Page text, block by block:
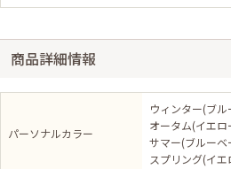
商品詳細情報
パーソナルカラー
ウィンター(ブル
オータム(イエロ
サマー(ブルーベ
スプリング(イエ